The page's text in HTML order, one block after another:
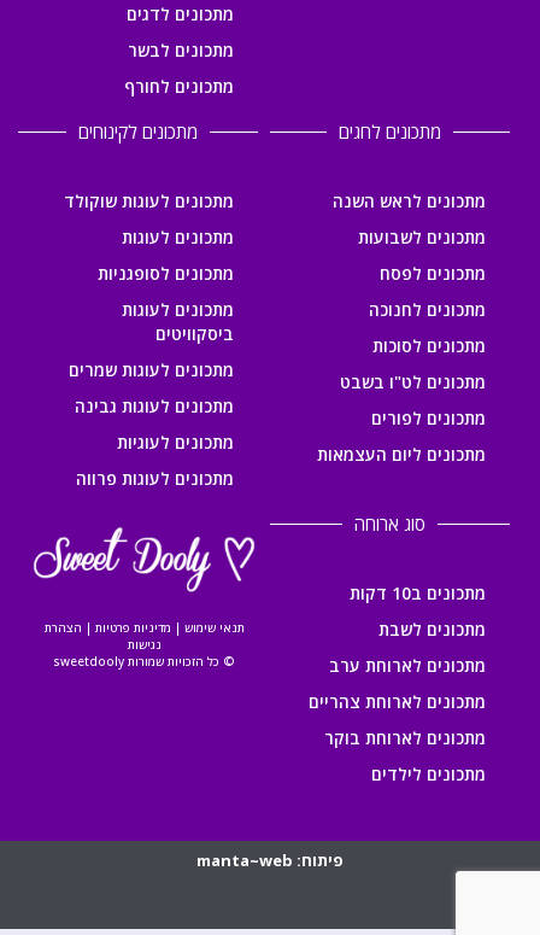
מתכונים לדגים
מתכונים לבשר
מתכונים לחורף
מתכונים לחגים
מתכונים לראש השנה
מתכונים לשבועות
מתכונים לפסח
מתכונים לחנוכה
מתכונים לסוכות
מתכונים לט"ו בשבט
מתכונים לפורים
מתכונים ליום העצמאות
מתכונים לקינוחים
מתכונים לעוגות שוקולד
מתכונים לעוגות
מתכונים לסופגניות
מתכונים לעוגות
ביסקוויטים
מתכונים לעוגות שמרים
מתכונים לעוגות גבינה
מתכונים לעוגיות
מתכונים לעוגות פרווה
סוג ארוחה
מתכונים ב10 דקות
מתכונים לשבת
מתכונים לארוחת ערב
מתכונים לארוחת צהריים
מתכונים לארוחת בוקר
מתכונים לילדים
תנאי שימוש | מדיניות פרטיות | הצהרת
נגישות
© כל הזכויות שמורות sweetdooly
פיתוח: manta~web